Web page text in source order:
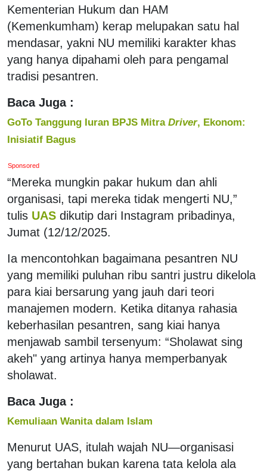
Kementerian Hukum dan HAM
(Kemenkumham) kerap melupakan satu hal
mendasar, yakni NU memiliki karakter khas
yang hanya dipahami oleh para pengamal
tradisi pesantren.
Baca Juga :
GoTo Tanggung Iuran BPJS Mitra Driver, Ekonom:
Inisiatif Bagus
Sponsored
“Mereka mungkin pakar hukum dan ahli
organisasi, tapi mereka tidak mengerti NU,”
tulis UAS dikutip dari Instagram pribadinya,
Jumat (12/12/2025.
Ia mencontohkan bagaimana pesantren NU
yang memiliki puluhan ribu santri justru dikelola
para kiai bersarung yang jauh dari teori
manajemen modern. Ketika ditanya rahasia
keberhasilan pesantren, sang kiai hanya
menjawab sambil tersenyum: “Sholawat sing
akeh" yang artinya hanya memperbanyak
sholawat.
Baca Juga :
Kemuliaan Wanita dalam Islam
Menurut UAS, itulah wajah NU—organisasi
yang bertahan bukan karena tata kelola ala